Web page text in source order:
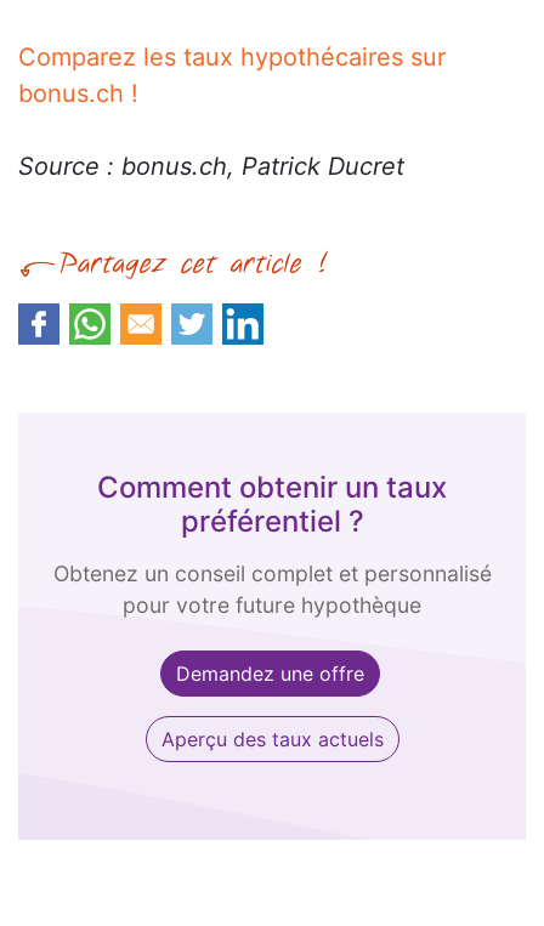
Comparez les taux hypothécaires sur
bonus.ch !
Source : bonus.ch, Patrick Ducret
Comment obtenir un taux
préférentiel ?
Obtenez un conseil complet et personnalisé
pour votre future hypothèque
Demandez une offre
Aperçu des taux actuels